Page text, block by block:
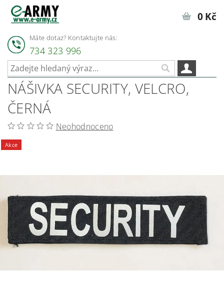
Máte dotaz? Kontaktujte nás:
734 323 996
0 Kč
NÁŠIVKA SECURITY, VELCRO,
ČERNÁ
Neohodnoceno
Akce